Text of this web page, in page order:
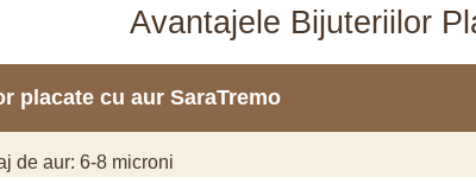
Avantajele Bijuteriilor
placate cu aur SaraTremo
de aur: 6-8 microni